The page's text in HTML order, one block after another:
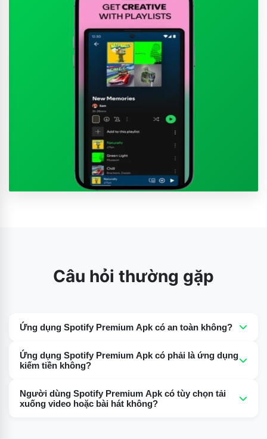
Câu hỏi thường gặp
Ứng dụng Spotify Premium Apk có an toàn không?
Đúng vậy, ứng dụng Spotify Premium Apk hoàn toàn an
toàn và không chứa virus hay phần mềm độc hại.
Ứng dụng Spotify Premium Apk có phải là ứng dụng
kiếm tiền không?
miễn phí, mang đến cho bạn trải nghiệm cao cấp với các
Người dùng Spotify Premium Apk có tùy chọn tải
xuống video hoặc bài hát không?